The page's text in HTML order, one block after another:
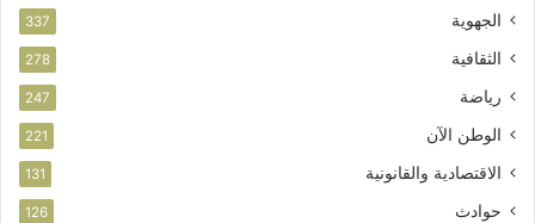
الجهوية 337
الثقافية 278
رياضة 247
الوطن الآن 221
الاقتصادية والقانونية 131
حوادث 126